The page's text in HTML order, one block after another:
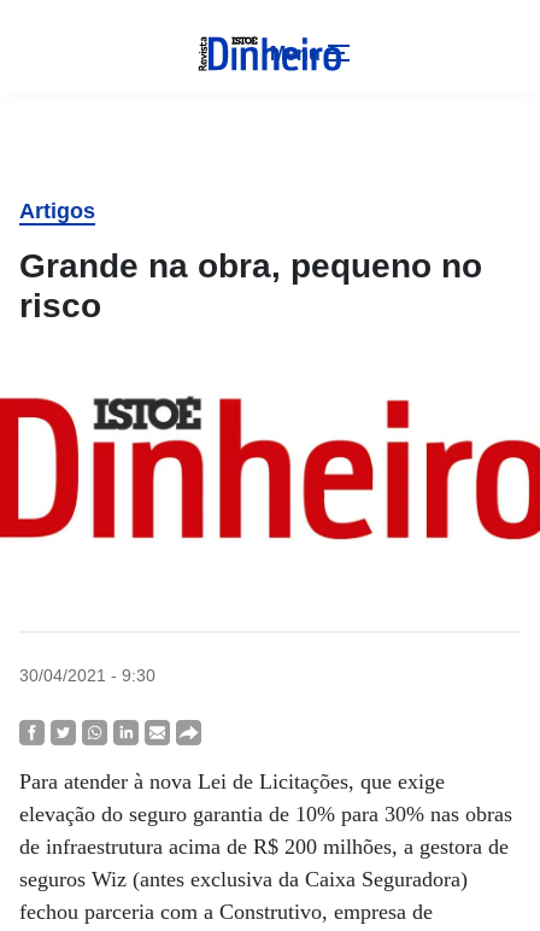
Menu
Artigos
Grande na obra, pequeno no
risco
30/04/2021 - 9:30
Para atender à nova Lei de Licitações, que exige
elevação do seguro garantia de 10% para 30% nas obras
de infraestrutura acima de R$ 200 milhões, a gestora de
seguros Wiz (antes exclusiva da Caixa Seguradora)
fechou parceria com a Construtivo, empresa de